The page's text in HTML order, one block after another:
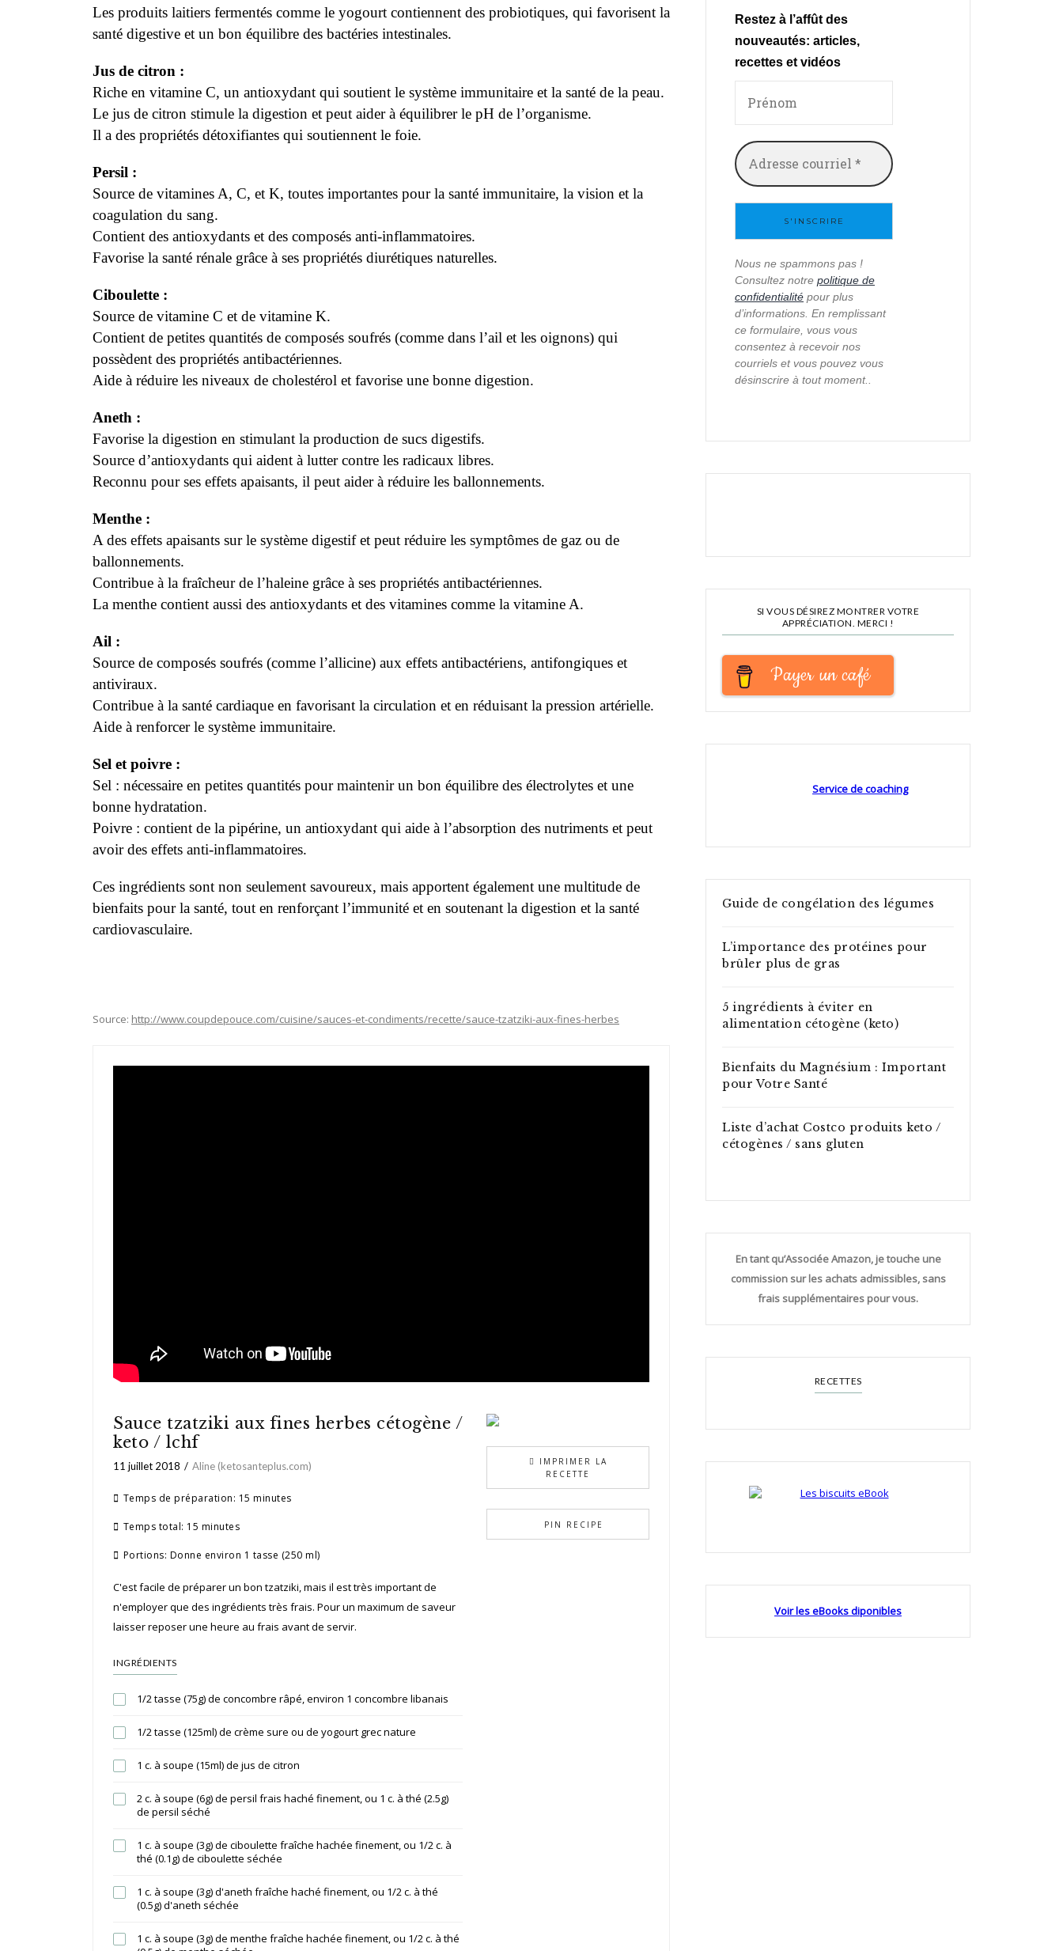
Les produits laitiers fermentés comme le yogourt contiennent des probiotiques, qui favorisent la
santé digestive et un bon équilibre des bactéries intestinales.
Jus de citron :
Riche en vitamine C, un antioxydant qui soutient le système immunitaire et la santé de la peau.
Le jus de citron stimule la digestion et peut aider à équilibrer le pH de l’organisme.
Il a des propriétés détoxifiantes qui soutiennent le foie.
Persil :
Source de vitamines A, C, et K, toutes importantes pour la santé immunitaire, la vision et la
coagulation du sang.
Contient des antioxydants et des composés anti-inflammatoires.
Favorise la santé rénale grâce à ses propriétés diurétiques naturelles.
Ciboulette :
Source de vitamine C et de vitamine K.
Contient de petites quantités de composés soufrés (comme dans l’ail et les oignons) qui
possèdent des propriétés antibactériennes.
Aide à réduire les niveaux de cholestérol et favorise une bonne digestion.
Aneth :
Favorise la digestion en stimulant la production de sucs digestifs.
Source d’antioxydants qui aident à lutter contre les radicaux libres.
Reconnu pour ses effets apaisants, il peut aider à réduire les ballonnements.
Menthe :
A des effets apaisants sur le système digestif et peut réduire les symptômes de gaz ou de
ballonnements.
Contribue à la fraîcheur de l’haleine grâce à ses propriétés antibactériennes.
La menthe contient aussi des antioxydants et des vitamines comme la vitamine A.
Ail :
Source de composés soufrés (comme l’allicine) aux effets antibactériens, antifongiques et
antiviraux.
Contribue à la santé cardiaque en favorisant la circulation et en réduisant la pression artérielle.
Aide à renforcer le système immunitaire.
Sel et poivre :
Sel : nécessaire en petites quantités pour maintenir un bon équilibre des électrolytes et une
bonne hydratation.
Poivre : contient de la pipérine, un antioxydant qui aide à l’absorption des nutriments et peut
avoir des effets anti-inflammatoires.
Ces ingrédients sont non seulement savoureux, mais apportent également une multitude de
bienfaits pour la santé, tout en renforçant l’immunité et en soutenant la digestion et la santé
cardiovasculaire.
Source: http://www.coupdepouce.com/cuisine/sauces-et-condiments/recette/sauce-tzatziki-aux-fines-herbes
IMPRIMER LA
RECETTE
PIN RECIPE
Sauce tzatziki aux fines herbes cétogène /
keto / lchf
11 juillet 2018 Aline (ketosanteplus.com)
Temps de préparation: 15 minutes
Temps total: 15 minutes
Portions: Donne environ 1 tasse (250 ml)
C'est facile de préparer un bon tzatziki, mais il est très important de
n'employer que des ingrédients très frais. Pour un maximum de saveur
laisser reposer une heure au frais avant de servir.
INGRÉDIENTS
1/2 tasse (75g) de concombre râpé, environ 1 concombre libanais
1/2 tasse (125ml) de crème sure ou de yogourt grec nature
1 c. à soupe (15ml) de jus de citron
2 c. à soupe (6g) de persil frais haché finement, ou 1 c. à thé (2.5g)
de persil séché
1 c. à soupe (3g) de ciboulette fraîche hachée finement, ou 1/2 c. à
thé (0.1g) de ciboulette séchée
1 c. à soupe (3g) d'aneth fraîche haché finement, ou 1/2 c. à thé
(0.5g) d'aneth séchée
1 c. à soupe (3g) de menthe fraîche hachée finement, ou 1/2 c. à thé
Restez à l’affût des
nouveautés: articles,
recettes et vidéos
Nous ne spammons pas !
Consultez notre politique de
confidentialité pour plus
d’informations. En remplissant
ce formulaire, vous vous
consentez à recevoir nos
courriels et vous pouvez vous
désinscrire à tout moment..
SI VOUS DÉSIREZ MONTRER VOTRE
APPRÉCIATION. MERCI !
Payer un café
Service de coaching
Guide de congélation des légumes
L’importance des protéines pour
brûler plus de gras
5 ingrédients à éviter en
alimentation cétogène (keto)
Bienfaits du Magnésium : Important
pour Votre Santé
Liste d’achat Costco produits keto /
cétogènes / sans gluten
En tant qu’Associée Amazon, je touche une
commission sur les achats admissibles, sans
frais supplémentaires pour vous.
RECETTES
Voir les eBooks diponibles